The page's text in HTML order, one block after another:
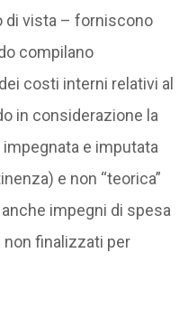
di vista – forniscono
compilano
costi interni relativi al
in considerazione la
e imputata
e non “teorica”
impegni di spesa
non finalizzati per